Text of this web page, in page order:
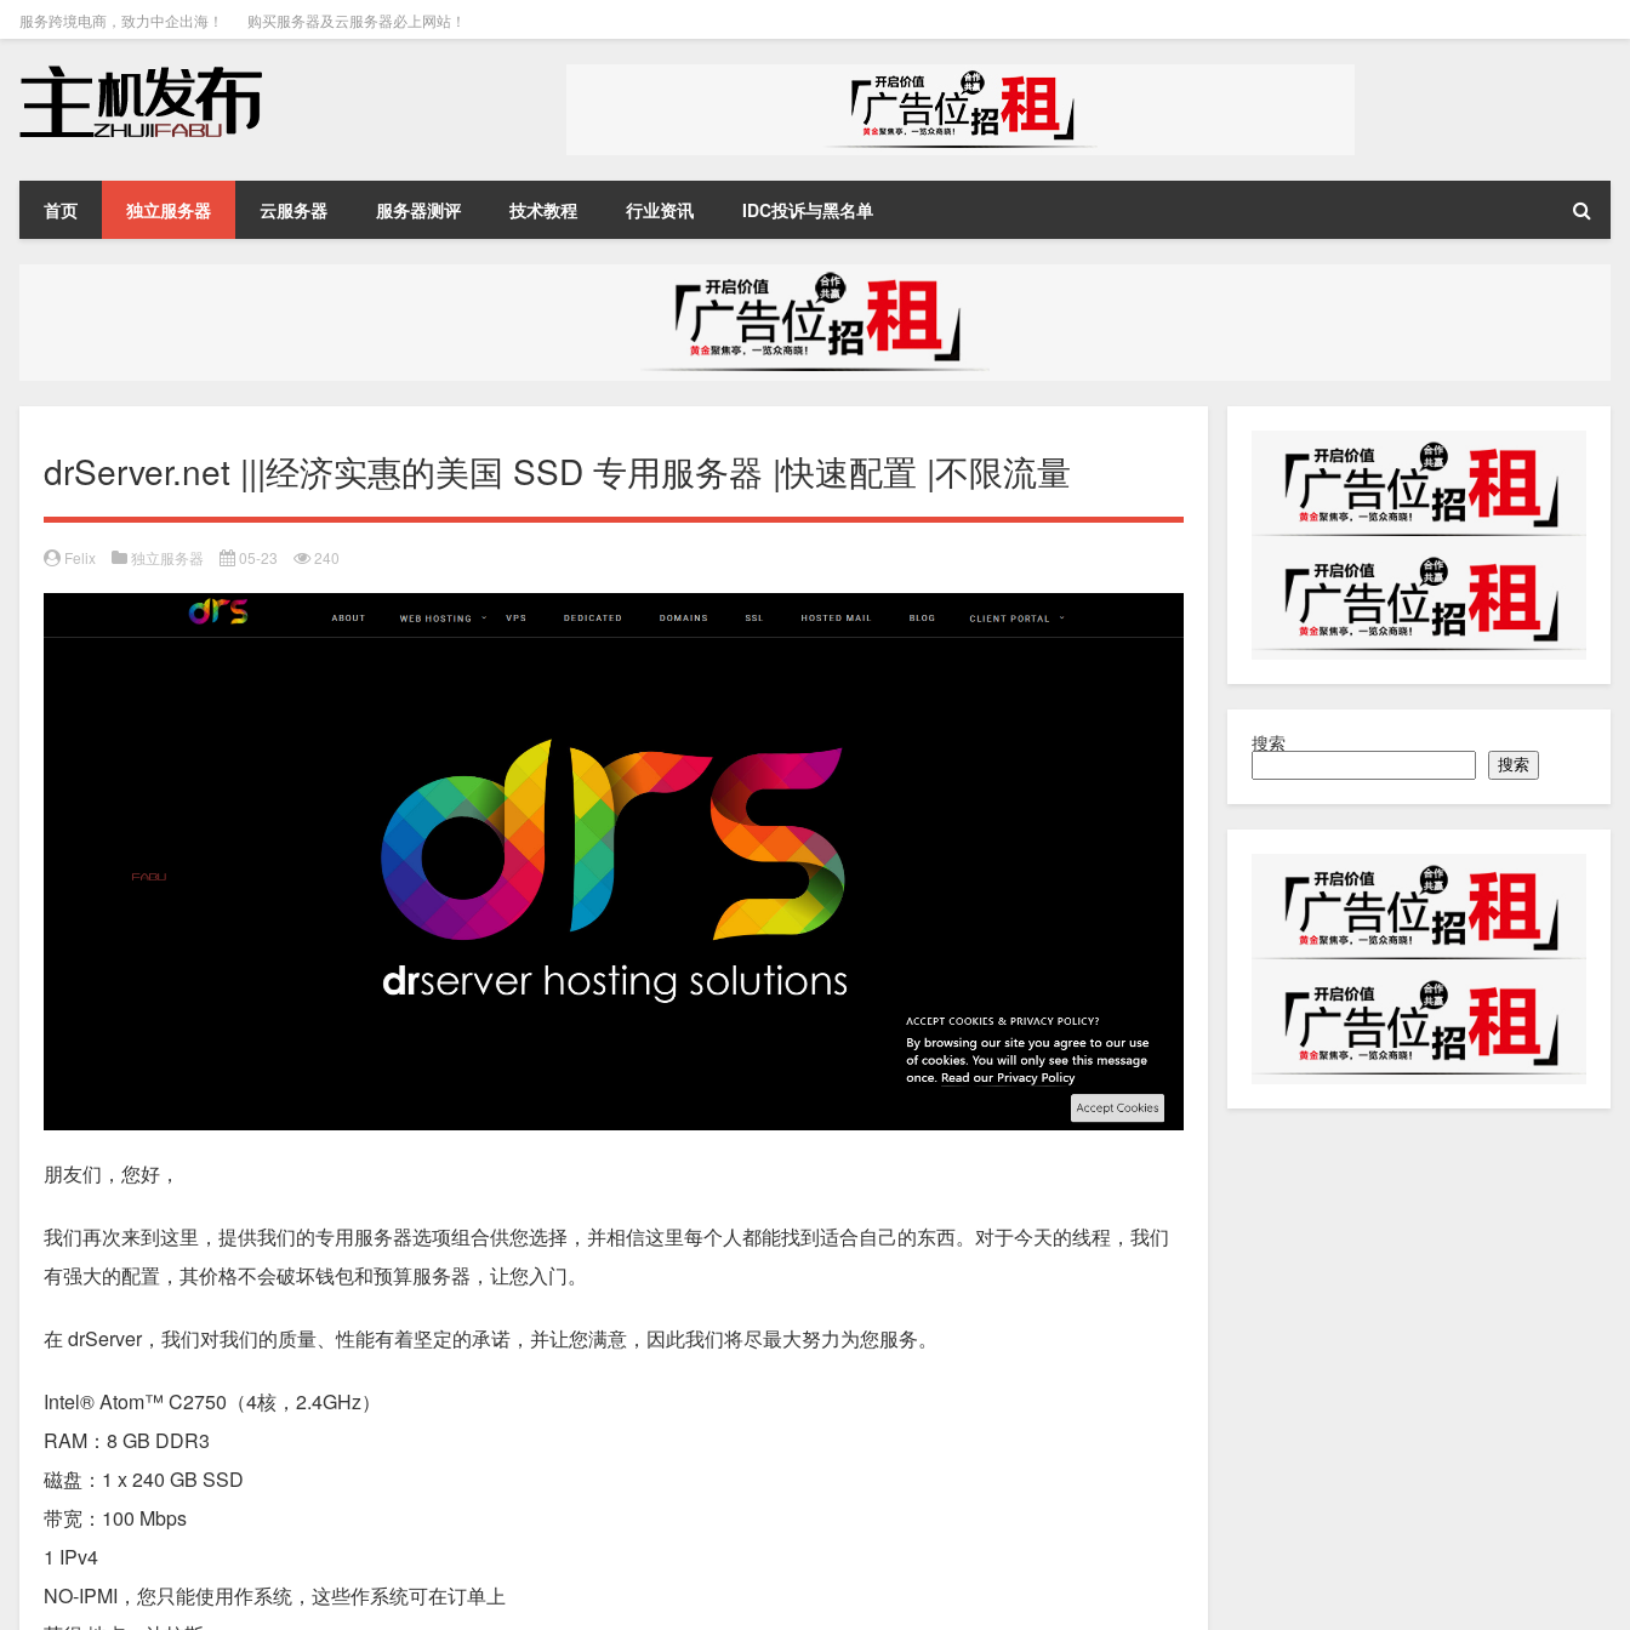
服务跨境电商，致力中企出海！ 购买服务器及云服务器必上网站！
首页 独立服务器 云服务器 服务器测评 技术教程 行业资讯 IDC投诉与黑名单
drServer.net |||经济实惠的美国 SSD 专用服务器 |快速配置 |不限流量
Felix 独立服务器 05-23 240
朋友们，您好，
我们再次来到这里，提供我们的专用服务器选项组合供您选择，并相信这里每个人都能找到适合自己的东西。对于今天的线程，我们
有强大的配置，其价格不会破坏钱包和预算服务器，让您入门。
在 drServer，我们对我们的质量、性能有着坚定的承诺，并让您满意，因此我们将尽最大努力为您服务。
Intel® Atom™ C2750（4核，2.4GHz）
RAM：8 GB DDR3
磁盘：1 x 240 GB SSD
带宽：100 Mbps
1 IPv4
NO-IPMI，您只能使用作系统，这些作系统可在订单上
搜索
搜索